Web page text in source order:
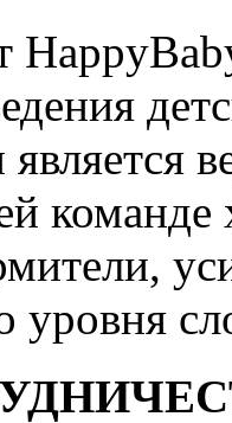
является
команде
уровня